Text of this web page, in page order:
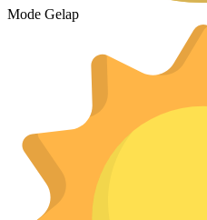
Mode Gelap